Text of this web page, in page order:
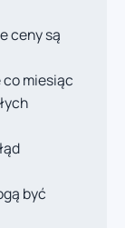
ceny są
co miesiąc
być